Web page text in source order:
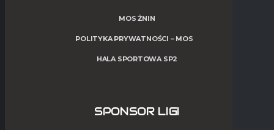
MOS ŻNIN
POLITYKA PRYWATNOŚCI – MOS
HALA SPORTOWA SP2
SPONSOR LIGI